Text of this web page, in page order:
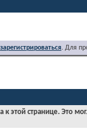
зарегистрироваться. Для
к этой странице. Это